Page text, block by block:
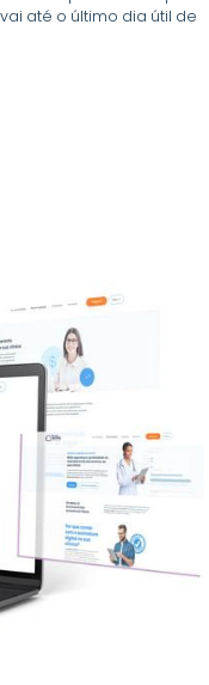
até o último dia útil de